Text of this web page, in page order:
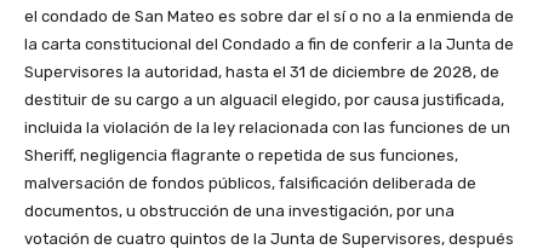
el condado de San Mateo es sobre dar el sí o no a la enmienda de
la carta constitucional del Condado a fin de conferir a la Junta de
Supervisores la autoridad, hasta el 31 de diciembre de 2028, de
destituir de su cargo a un alguacil elegido, por causa justificada,
incluida la violación de la ley relacionada con las funciones de un
Sheriff, negligencia flagrante o repetida de sus funciones,
malversación de fondos públicos, falsificación deliberada de
documentos, u obstrucción de una investigación, por una
votación de cuatro quintos de la Junta de Supervisores, después